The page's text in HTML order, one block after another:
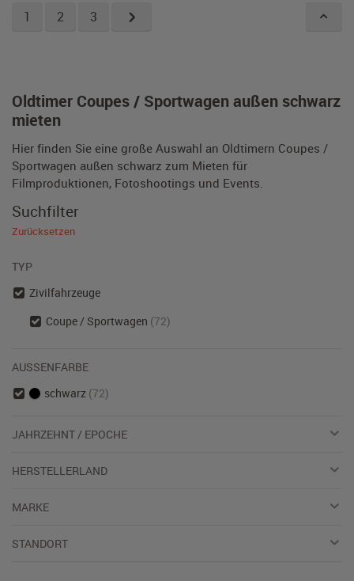
Oldtimer Coupes / Sportwagen außen schwarz
mieten
Hier finden Sie eine große Auswahl an Oldtimern Coupes /
Sportwagen außen schwarz zum Mieten für
Filmproduktionen, Fotoshootings und Events.
1 2 3
Suchfilter
Zurücksetzen
TYP
Zivilfahrzeuge
Coupe / Sportwagen (72)
AUSSENFARBE
schwarz (72)
JAHRZEHNT / EPOCHE
HERSTELLERLAND
MARKE
STANDORT